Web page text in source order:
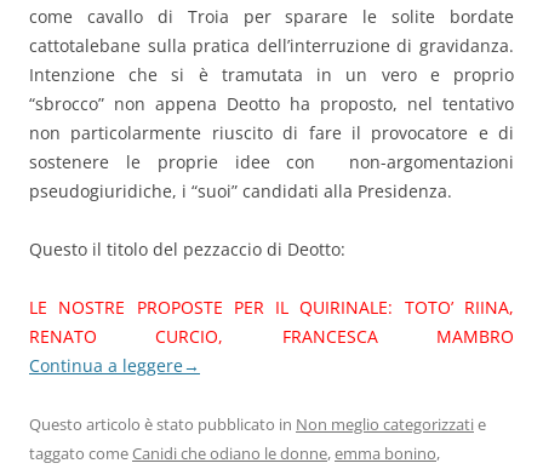
come cavallo di Troia per sparare le solite bordate
cattotalebane sulla pratica dell’interruzione di gravidanza.
Intenzione che si è tramutata in un vero e proprio
“sbrocco” non appena Deotto ha proposto, nel tentativo
non particolarmente riuscito di fare il provocatore e di
sostenere le proprie idee con non-argomentazioni
pseudogiuridiche, i “suoi” candidati alla Presidenza.
Questo il titolo del pezzaccio di Deotto:
LE NOSTRE PROPOSTE PER IL QUIRINALE: TOTO’ RIINA,
RENATO CURCIO, FRANCESCA MAMBRO
Continua a leggere→
Questo articolo è stato pubblicato in Non meglio categorizzatie
taggato comeCanidi che odiano le donne,emma bonino,